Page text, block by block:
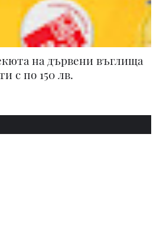
на дървени въглища
с по 150 лв.